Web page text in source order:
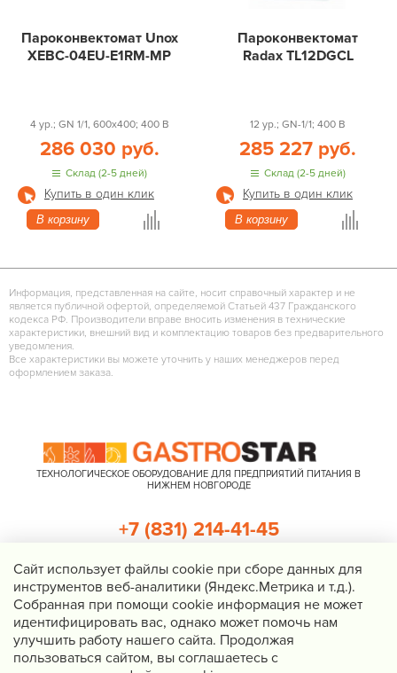
Пароконвектомат Unox
XEBC-04EU-E1RM-MP
4 ур.; GN 1/1, 600x400; 400 В
286 030 руб.
Склад (2-5 дней)
Купить в один клик
В корзину
Пароконвектомат
Radax TL12DGCL
12 ур.; GN-1/1; 400 В
285 227 руб.
Склад (2-5 дней)
Купить в один клик
В корзину
Информация, представленная на сайте, носит справочный характер и не
является публичной офертой, определяемой Статьей 437 Гражданского
кодекса РФ. Производители вправе вносить изменения в технические
характеристики, внешний вид и комплектацию товаров без предварительного
уведомления.
Все характеристики вы можете уточнить у наших менеджеров перед
оформлением заказа.
ТЕХНОЛОГИЧЕСКОЕ ОБОРУДОВАНИЕ ДЛЯ ПРЕДПРИЯТИЙ ПИТАНИЯ В
НИЖНЕМ НОВГОРОДЕ
Нижний Новгород, Казанское шоссе, д. 4, корп. 3, пом. 1
info@gastrostar.ru
Политика конфиденциальности
+7 (831) 214-41-45
Перезвоните мне
Cайт использует файлы cookie при сборе данных для
инструментов веб-аналитики (Яндекс.Метрика и т.д.).
Собранная при помощи cookie информация не может
идентифицировать вас, однако может помочь нам
улучшить работу нашего сайта. Продолжая
пользоваться сайтом, вы соглашаетесь с